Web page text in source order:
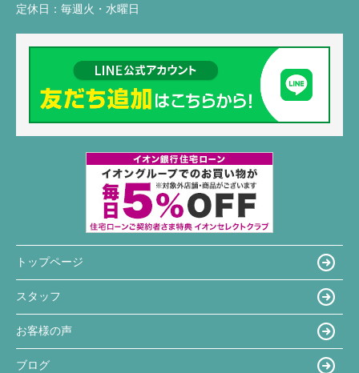
定休日： 毎週火・水曜日
トップページ
スタッフ
お客様の声
ブログ